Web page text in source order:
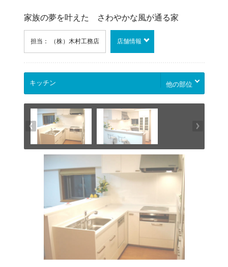
家族の夢を叶えた さわやかな風が通る家
担当： （株）木村工務店 店舗情報
他の部位